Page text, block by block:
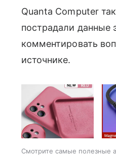
Quanta Computer
пострадали данные
комментировать
источнике.
Смотрите самые полезные